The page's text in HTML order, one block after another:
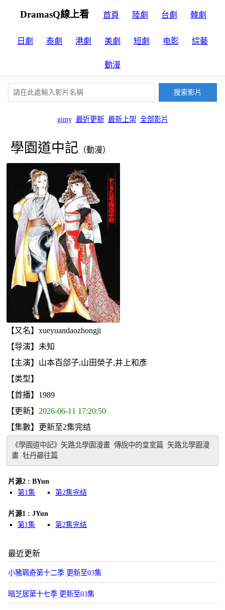
DramasQ線上看 首頁 陸劇 台劇 韓劇
日劇 泰劇 港劇 美劇 短劇 电影 綜藝
動漫
gimy 最近更新 最新上架 全部影片
學園道中記 （動漫）
【又名】xueyuandaozhongji
【导演】未知
【主演】山本百郃子,山田榮子,井上和彥
【类型】
【首播】1989
【更新】 2026-06-11 17:20:50
【集數】更新至2集完结
《學園道中記》矢路北學園漫畫 傳說中的皇室篇 矢路北學園漫
畫 牡丹曏往篇
片源2 : BYun
第1集
第2集完结
片源1 : JYun
第1集
第2集完结
最近更新
小豬珮奇第十二季 更新至03集
暗芝居第十七季 更新至03集